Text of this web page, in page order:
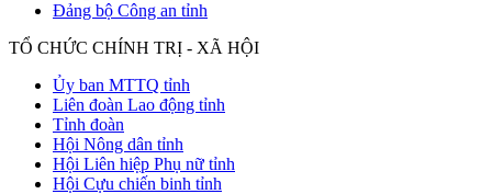
Đảng bộ Công an tỉnh
TỔ CHỨC CHÍNH TRỊ - XÃ HỘI
Ủy ban MTTQ tỉnh
Liên đoàn Lao động tỉnh
Tỉnh đoàn
Hội Nông dân tỉnh
Hội Liên hiệp Phụ nữ tỉnh
Hội Cựu chiến binh tỉnh